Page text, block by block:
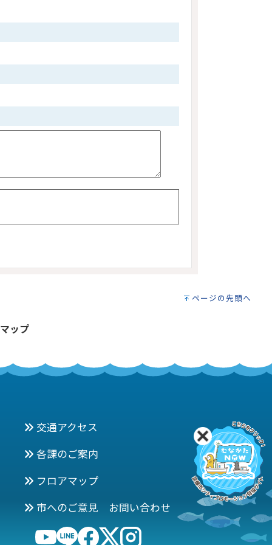
ページの先頭へ
ップ
交通アクセス
各課のご案内
フロアマップ
市へのご意見 お問い合わせ